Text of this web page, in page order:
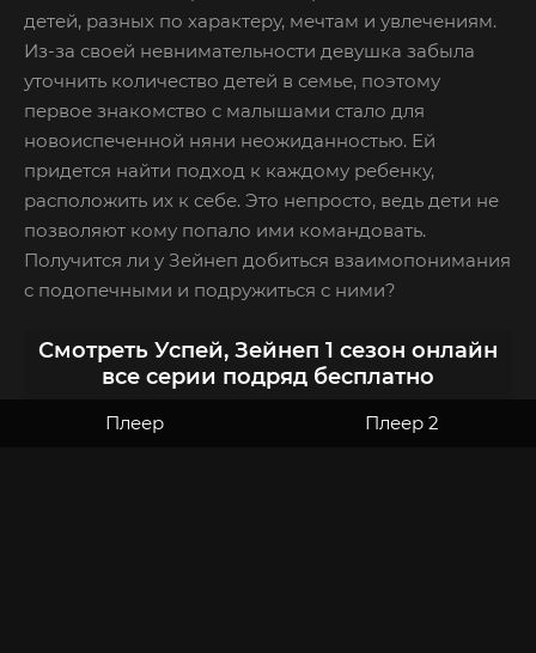
детей, разных по характеру, мечтам и увлечениям.
Из-за своей невнимательности девушка забыла
уточнить количество детей в семье, поэтому
первое знакомство с малышами стало для
новоиспеченной няни неожиданностью. Ей
придется найти подход к каждому ребенку,
расположить их к себе. Это непросто, ведь дети не
позволяют кому попало ими командовать.
Получится ли у Зейнеп добиться взаимопонимания
с подопечными и подружиться с ними?
Смотреть Успей, Зейнеп 1 сезон онлайн
все серии подряд бесплатно
Плеер Плеер 2